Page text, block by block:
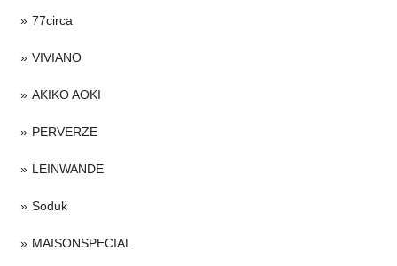
77circa
VIVIANO
AKIKO AOKI
PERVERZE
LEINWANDE
Soduk
MAISONSPECIAL